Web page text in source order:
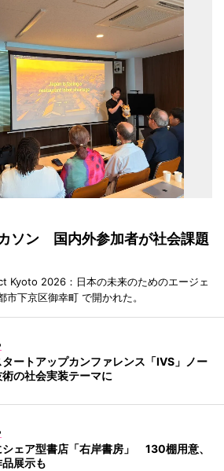
ソン 国内外参加者が社会課題
Kyoto 2026：日本の未来のためのエージェ
下京区御幸町 で開かれた。
ートアップカンファレンス「IVS」ノー
の社会実装テーマに
シェア型書店「右岸書房」 130棚用意、
展示も